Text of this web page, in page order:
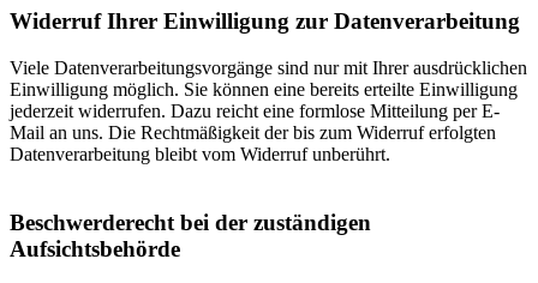
Widerruf Ihrer Einwilligung zur Datenverarbeitung
Viele Datenverarbeitungsvorgänge sind nur mit Ihrer ausdrücklichen
Einwilligung möglich. Sie können eine bereits erteilte Einwilligung
jederzeit widerrufen. Dazu reicht eine formlose Mitteilung per E-
Mail an uns. Die Rechtmäßigkeit der bis zum Widerruf erfolgten
Datenverarbeitung bleibt vom Widerruf unberührt.
Beschwerderecht bei der zuständigen
Aufsichtsbehörde